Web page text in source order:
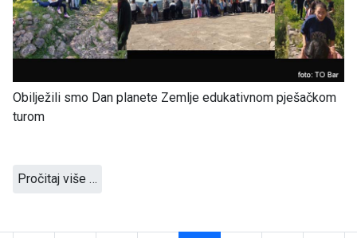
Obilježili smo Dan planete Zemlje edukativnom pješačkom
turom
Pročitaj više …